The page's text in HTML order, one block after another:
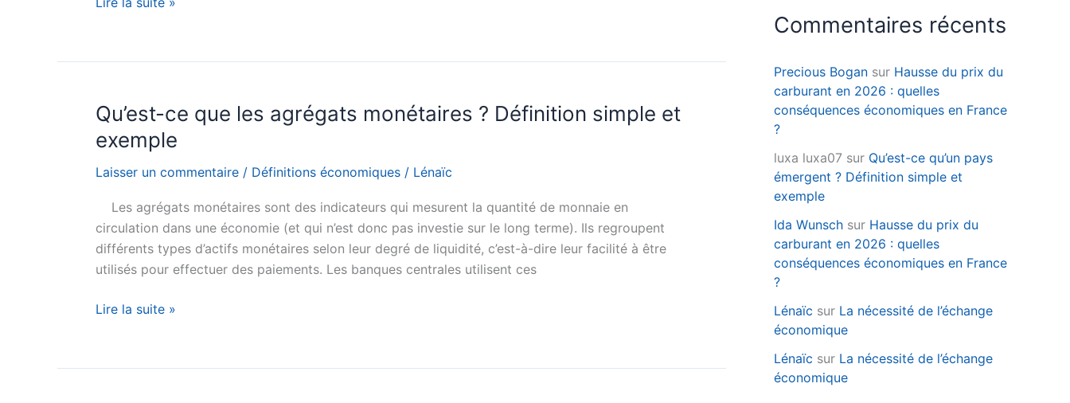
la
de
Phillips
?
Définition
exemple
Qu’est-ce que les agrégats monétaires ? Définition simple et
exemple
Laisser un commentaire / Définitions économiques / Lénaïc
Les agrégats monétaires sont des indicateurs qui mesurent la quantité de monnaie en
circulation dans une économie (et qui n’est donc pas investie sur le long terme). Ils regroupent
différents types d’actifs monétaires selon leur degré de liquidité, c’est-à-dire leur facilité à être
utilisés pour effectuer des paiements. Les banques centrales utilisent ces
Qu’est-
les
Lire la suite »
Commentaires récents
Precious Bogan sur Hausse du prix du
carburant en 2026 : quelles
conséquences économiques en France
?
luxa luxa07 sur Qu’est-ce qu’un pays
émergent ? Définition simple et
exemple
Ida Wunsch sur Hausse du prix du
carburant en 2026 : quelles
conséquences économiques en France
?
Lénaïc sur La nécessité de l’échange
économique
Lénaïc sur La nécessité de l’échange
économique